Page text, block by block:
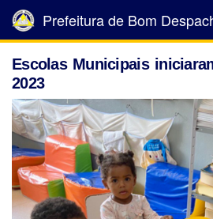
Prefeitura de Bom
Escolas Municipais
2023